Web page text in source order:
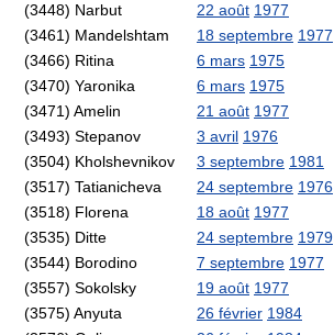
(3448) Narbut
22 août 1977
(3461) Mandelshtam
18 septembre 1977
(3466) Ritina
6 mars 1975
(3470) Yaronika
6 mars 1975
(3471) Amelin
21 août 1977
(3493) Stepanov
3 avril 1976
(3504) Kholshevnikov
3 septembre 1981
(3517) Tatianicheva
24 septembre 1976
(3518) Florena
18 août 1977
(3535) Ditte
24 septembre 1979
(3544) Borodino
7 septembre 1977
(3557) Sokolsky
19 août 1977
(3575) Anyuta
26 février 1984